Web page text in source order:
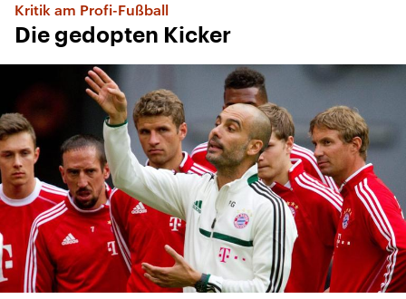
Kritik am Profi-Fußball
Die gedopten Kicker